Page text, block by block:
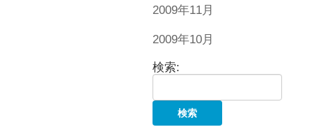
2009年11月
2009年10月
検索: